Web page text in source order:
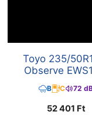
Toyo 235/
Observe
B C 72
52 401 Ft